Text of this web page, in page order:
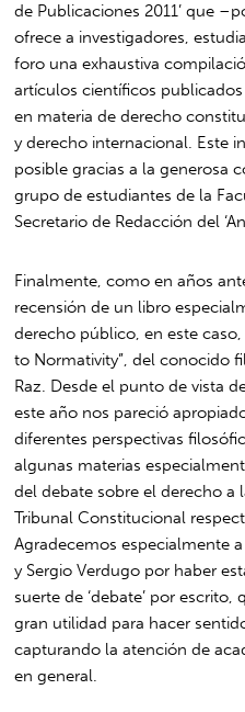
de Publicaciones 2011’ que
ofrece a investigadores,
foro una exhaustiva
artículos científicos
en materia de derecho
y derecho internacional. Este
posible gracias a la generosa
grupo de estudiantes de la
Secretario de Redacción del
Finalmente, como en años
recensión de un libro
derecho público, en este
to Normativity”, del conocido
Raz. Desde el punto de vista
este año nos pareció
diferentes perspectivas
algunas materias
del debate sobre el derecho a
Tribunal Constitucional
Agradecemos especialmente
y Sergio Verdugo por haber
suerte de ‘debate’ por
gran utilidad para hacer
capturando la atención de
en general.